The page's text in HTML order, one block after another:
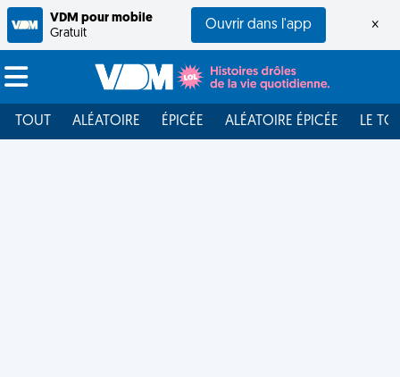
VDM pour mobile
Gratuit
Ouvrir dans l'app ×
TOUT ALÉATOIRE ÉPICÉE ALÉATOIRE ÉPICÉE LE